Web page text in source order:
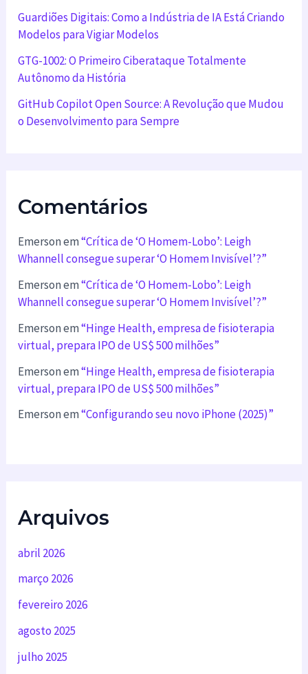
Guardiões Digitais: Como a Indústria de IA Está Criando
Modelos para Vigiar Modelos
GTG-1002: O Primeiro Ciberataque Totalmente
Autônomo da História
GitHub Copilot Open Source: A Revolução que Mudou
o Desenvolvimento para Sempre
Comentários
Emersonem“Crítica de ‘O Homem-Lobo’: Leigh
Whannell consegue superar ‘O Homem Invisível’?”
Emersonem“Crítica de ‘O Homem-Lobo’: Leigh
Whannell consegue superar ‘O Homem Invisível’?”
Emersonem“Hinge Health, empresa de fisioterapia
virtual, prepara IPO de US$ 500 milhões”
Emersonem“Hinge Health, empresa de fisioterapia
virtual, prepara IPO de US$ 500 milhões”
Emersonem“Configurando seu novo iPhone (2025)”
Arquivos
abril 2026
março 2026
fevereiro 2026
agosto 2025
julho 2025